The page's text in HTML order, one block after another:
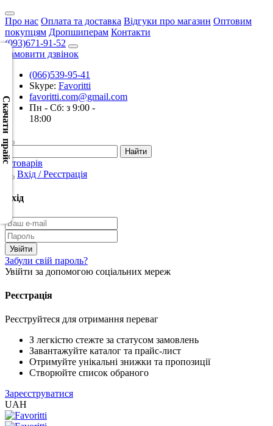
Про нас Оплата та доставка Відгуки про магазин Оптовим
покупцям Дропшиперам Контакти
(093)671-91-52
Замовити дзвінок
(066)539-95-41
Skype: Favoritti
favoritti.com@gmail.com
Пн - Сб: з 9:00 -
18:00
0 товарів
Вхід / Реєстрація
Вхід
Забули свій пароль?
Увійти за допомогою соціальних мереж
Реєстрація
Реєструйтеся для отримання переваг
З легкістю стежте за статусом замовлень
Завантажуйте каталог та прайс-лист
Отримуйте унікальні знижки та пропозиції
Створюйте список обраного
Зареєструватися
UAH
Скачати прайс
Скачать
XML
(Розн.)
Скачать
XML
(Опт)
CSV
Скачать
CSV
(Опт)
XLS
EXCEL
(Розн.)
XLS
EXCEL
2005
(Опт)